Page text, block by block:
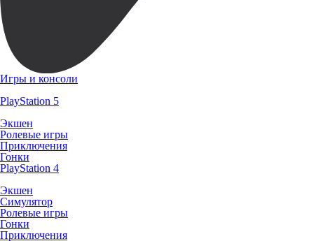
Игры и консоли
PlayStation 5
Экшен
Ролевые игры
Приключения
Гонки
PlayStation 4
Экшен
Симулятор
Ролевые игры
Гонки
Приключения